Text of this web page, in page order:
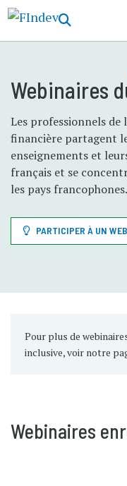
Webinaires
Les professionnels
financière partagent
enseignements et
français et se
les pays francophones.
PARTICIPER À UN
Pour plus de
inclusive, voir notre
Webinaires